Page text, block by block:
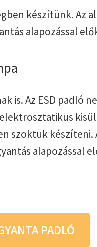
készítünk. Az
alapozással
is. Az ESD padló
szoktuk készíteni.
alapozással
PADLÓ